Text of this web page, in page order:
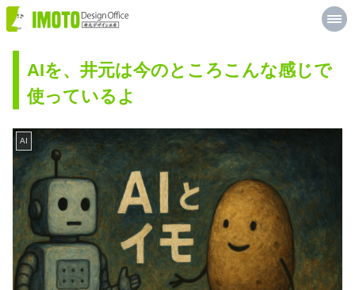
井
デ
ザ
ン
工
房
AIを、井元は今のところこんな感じで
使っているよ
AI